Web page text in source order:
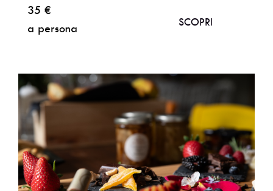
35 €
a persona
SCOPRI